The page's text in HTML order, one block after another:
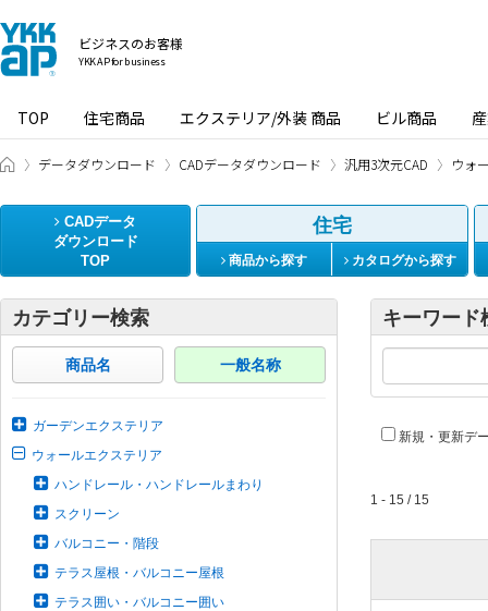
ビジネスのお客様
YKK AP for business
TOP 住宅商品 エクステリア/外装 商品 ビル商品
ビジネスのお客様 HOME
データダウンロード CADデータダウンロード 汎用3次元CAD ウォ
CADデータ
ダウンロード
TOP
住宅
商品から探す カタログから探す
カテゴリー検索
商品名 一般名称
ガーデンエクステリア
ウォールエクステリア
ハンドレール・ハンドレールまわり
スクリーン
バルコニー・階段
テラス屋根・バルコニー屋根
テラス囲い・バルコニー囲い
キーワード
新規・更新デ
1 - 15 / 15